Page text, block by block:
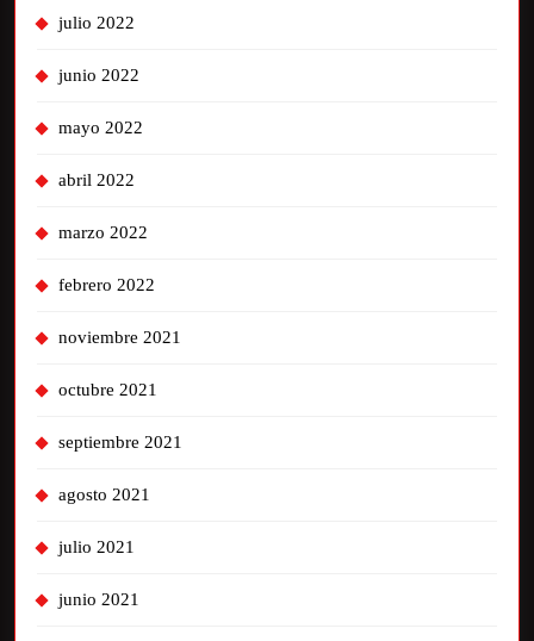
julio 2022
junio 2022
mayo 2022
abril 2022
marzo 2022
febrero 2022
noviembre 2021
octubre 2021
septiembre 2021
agosto 2021
julio 2021
junio 2021